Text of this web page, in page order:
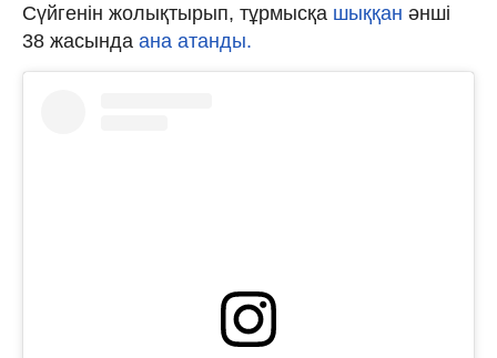
Сүйгенін жолықтырып, тұрмысқа шыққан әнші
38 жасында ана атанды.